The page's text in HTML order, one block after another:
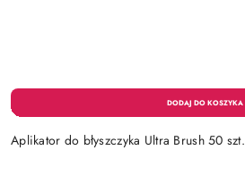
Aplikator do błyszczyka Ultra Brush 50 szt.